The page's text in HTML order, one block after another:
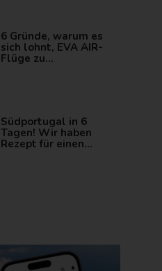
6 Gründe, warum es
sich lohnt, EVA AIR-
Flüge zu…
Südportugal in 6
Tagen! Wir haben
Rezept für einen…